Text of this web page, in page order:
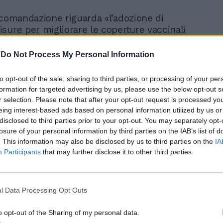
Do Not Process My Personal Information
opt-out of the sale, sharing to third parties, or processing of your
for targeted advertising by us, please use the below opt-out
selection. Please note that after your opt-out request is processed
interest-based ads based on personal information utilized by us
to third parties prior to your opt-out. You may separately
of your personal information by third parties on the IAB’s list of
This information may also be disclosed by us to third parties on the
Participants that may further disclose it to other third parties.
Data Processing Opt Outs
opt-out of the Sharing of my personal data.
riguarda «l’adozione di
per migliorare le coperture vaccinali
ospedaliera, la stessa Ragioneria
emergenza-urgenza e reti tempo
e dei dati di monitoraggio anno 2023,
dei nodi delle reti tempo-dipendenti
ictus e trauma)».
dipartimento che vigila sull’attività
contabile degli enti locali emergono
spendono di più per le prestazioni
e studi: più della media nazionale, che è